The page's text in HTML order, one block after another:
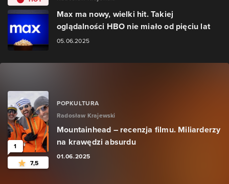
Max ma nowy, wielki hit. Takiej
oglądalności HBO nie miało od pięciu lat
05.06.2025
1
7,5
POPKULTURA
Radosław Krajewski
Mountainhead – recenzja filmu. Miliarderzy
na krawędzi absurdu
01.06.2025